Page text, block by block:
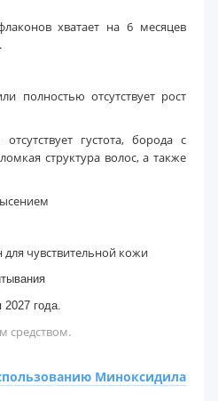
хватает на 6 месяцев
полностью отсутствует рост
густота, борода с
структура волос, а также
для чувствительной кожи
2027 года.
средством.
Миноксидила